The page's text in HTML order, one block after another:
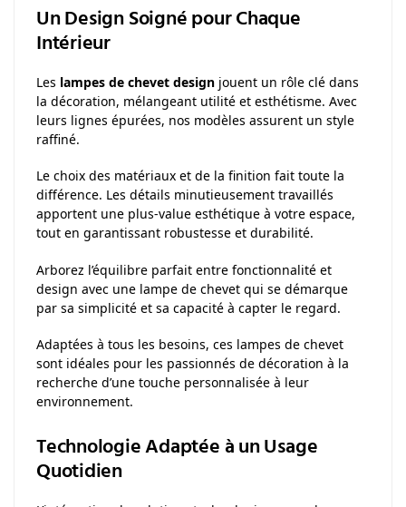
Un Design Soigné pour Chaque
Intérieur
Les lampes de chevet design jouent un rôle clé dans
la décoration, mélangeant utilité et esthétisme. Avec
leurs lignes épurées, nos modèles assurent un style
raffiné.
Le choix des matériaux et de la finition fait toute la
différence. Les détails minutieusement travaillés
apportent une plus-value esthétique à votre espace,
tout en garantissant robustesse et durabilité.
Arborez l’équilibre parfait entre fonctionnalité et
design avec une lampe de chevet qui se démarque
par sa simplicité et sa capacité à capter le regard.
Adaptées à tous les besoins, ces lampes de chevet
sont idéales pour les passionnés de décoration à la
recherche d’une touche personnalisée à leur
environnement.
Technologie Adaptée à un Usage
Quotidien